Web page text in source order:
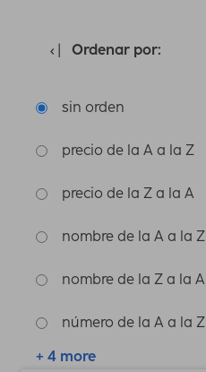
Ordenar por:
sin orden
precio de la A a la Z
precio de la Z a la A
nombre de la A a la Z
nombre de la Z a la A
número de la A a la Z
+ 4 more